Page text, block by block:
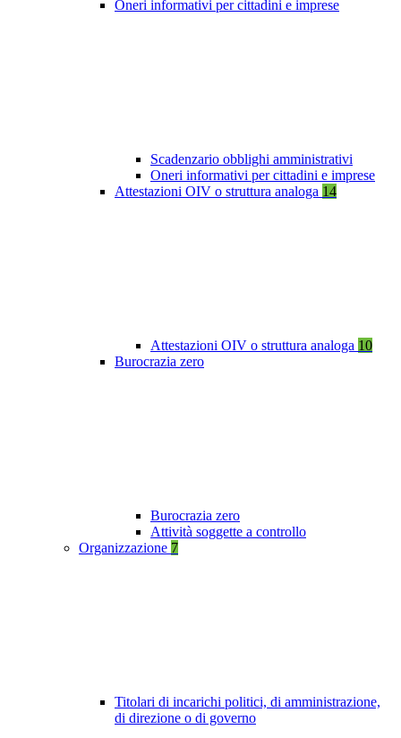
Oneri informativi per cittadini e imprese
Scadenzario obblighi amministrativi
Oneri informativi per cittadini e imprese
Attestazioni OIV o struttura analoga 14
Attestazioni OIV o struttura analoga 10
Burocrazia zero
Burocrazia zero
Attività soggette a controllo
Organizzazione 7
Titolari di incarichi politici, di amministrazione,
di direzione o di governo